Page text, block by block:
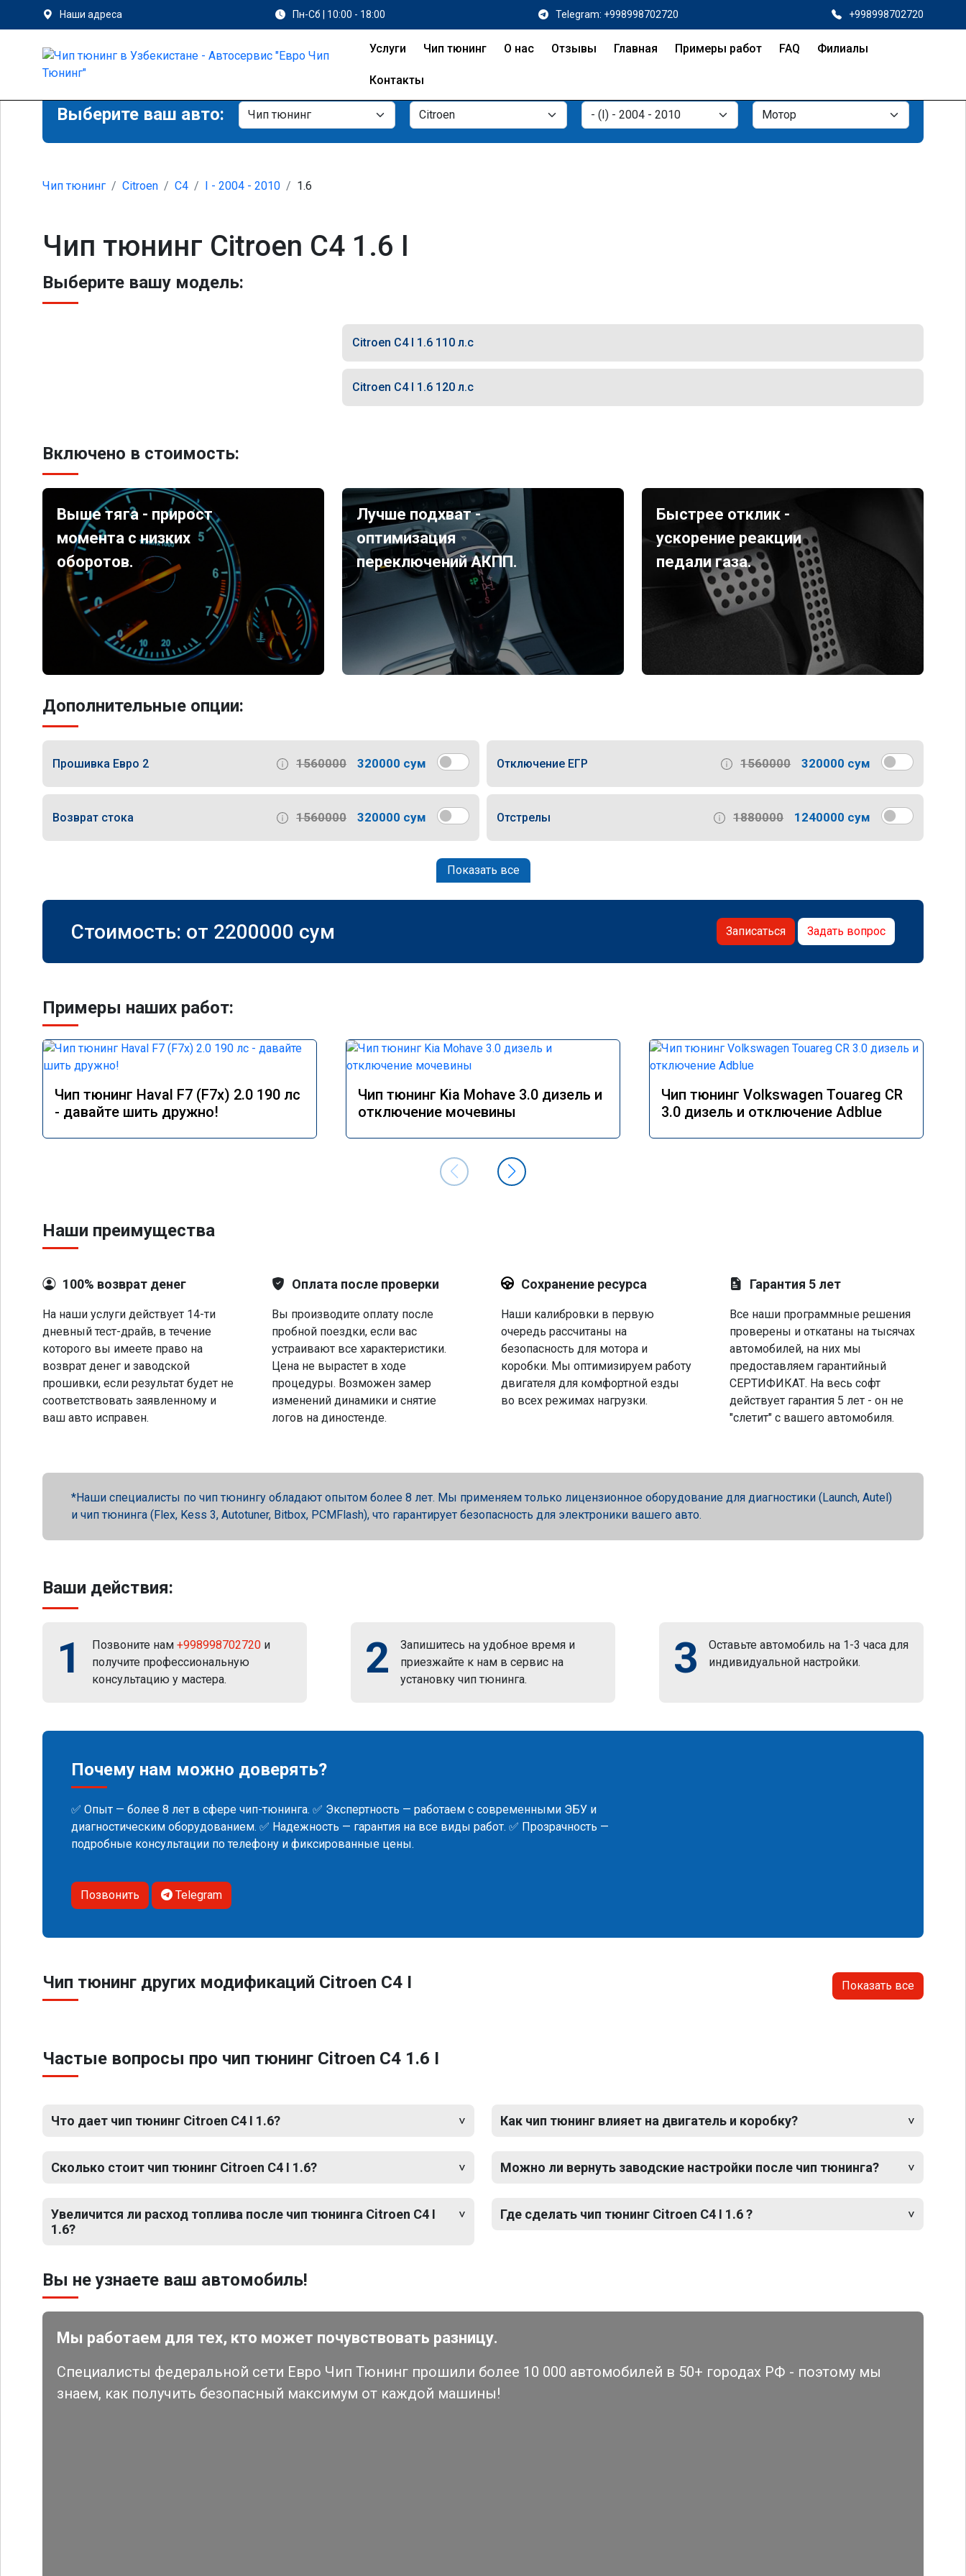
Наши адреса Пн-Сб | 10:00 - 18:00 Telegram: +998998702720 +998998702720
Услуги Чип тюнинг О нас Отзывы Главная Примеры работ FAQ Филиалы
Контакты
Выберите ваш авто:
Чип тюнинг Citroen C4 I - 2004 - 2010 1.6
Чип тюнинг Citroen C4 1.6 I
Выберите вашу модель:
Citroen C4 I 1.6 110 л.с
Citroen C4 I 1.6 120 л.с
Включено в стоимость:
Выше тяга - прирост
момента с низких
оборотов.
Лучше подхват -
оптимизация
переключений АКПП.
Быстрее отклик -
ускорение реакции
педали газа.
Дополнительные опции:
Прошивка Евро 2 1560000 320000 сум Отключение ЕГР 1560000 320000 сум
Возврат стока 1560000 320000 сум Отстрелы 1880000 1240000 сум
Показать все
Стоимость: от 2200000 сум Записаться Задать вопрос
Примеры наших работ:
Чип тюнинг Haval F7 (F7x) 2.0 190 лс
- давайте шить дружно!
Чип тюнинг Kia Mohave 3.0 дизель и
отключение мочевины
Чип тюнинг Volkswagen Touareg CR
3.0 дизель и отключение Adblue
Наши преимущества
100% возврат денег
На наши услуги действует 14-ти
дневный тест-драйв, в течение
которого вы имеете право на
возврат денег и заводской
прошивки, если результат будет не
соответствовать заявленному и
ваш авто исправен.
Оплата после проверки
Вы производите оплату после
пробной поездки, если вас
устраивают все характеристики.
Цена не вырастет в ходе
процедуры. Возможен замер
изменений динамики и снятие
логов на диностенде.
Сохранение ресурса
Наши калибровки в первую
очередь рассчитаны на
безопасность для мотора и
коробки. Мы оптимизируем работу
двигателя для комфортной езды
во всех режимах нагрузки.
Гарантия 5 лет
Все наши программные решения
проверены и откатаны на тысячах
автомобилей, на них мы
предоставляем гарантийный
СЕРТИФИКАТ. На весь софт
действует гарантия 5 лет - он не
"слетит" с вашего автомобиля.
Наши специалисты по чип тюнингу обладают опытом более 8 лет. Мы применяем только лицензионное оборудование для диагностики (Launch, Autel)
и чип тюнинга (Flex, Kess 3, Autotuner, Bitbox, PCMFlash), что гарантирует безопасность для электроники вашего авто.
Ваши действия:
1 Позвоните нам +998998702720 и
получите профессиональную
консультацию у мастера.
2
Запишитесь на удобное время и
приезжайте к нам в сервис на
установку чип тюнинга.
3
Оставьте автомобиль на 1-3 часа для
индивидуальной настройки.
Почему нам можно доверять?
✅ Опыт — более 8 лет в сфере чип-тюнинга. ✅ Экспертность — работаем с современными ЭБУ и
диагностическим оборудованием. ✅ Надежность — гарантия на все виды работ. ✅ Прозрачность —
подробные консультации по телефону и фиксированные цены.
Позвонить Telegram
Чип тюнинг других модификаций Citroen C4 I Показать все
Частые вопросы про чип тюнинг Citroen C4 1.6 I
Что дает чип тюнинг Citroen C4 I 1.6?
Сколько стоит чип тюнинг Citroen C4 I 1.6?
Увеличится ли расход топлива после чип тюнинга Citroen C4 I
1.6?
Как чип тюнинг влияет на двигатель и коробку?
Можно ли вернуть заводские настройки после чип тюнинга?
Где сделать чип тюнинг Citroen C4 I 1.6 ?
Вы не узнаете ваш автомобиль!
Мы работаем для тех, кто может почувствовать разницу.
Специалисты федеральной сети Евро Чип Тюнинг прошили более 10 000 автомобилей в 50+ городах РФ - поэтому мы
знаем, как получить безопасный максимум от каждой машины!